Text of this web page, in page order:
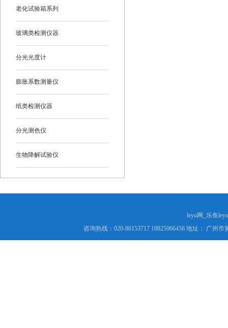
老化试验箱系列
玻璃类检测仪器
分光光度计
膨胀系数测量仪
纸类检测仪器
分光测色仪
生物降解试验仪
leyu网_乐鱼
咨询热线：020-86153717 18825066456 地址： 广州